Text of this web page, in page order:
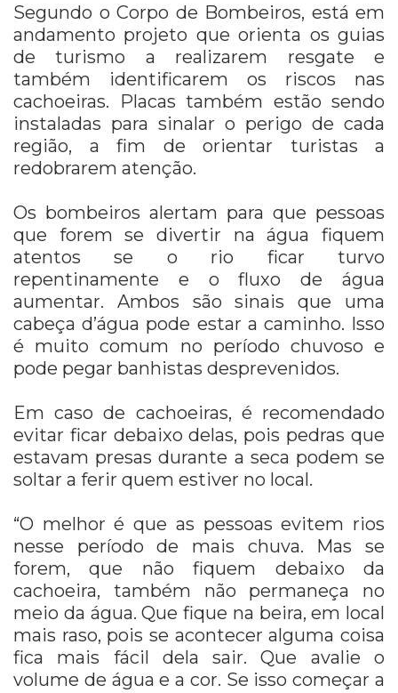
Segundo o Corpo de Bombeiros, está em
andamento projeto que orienta os guias
de turismo a realizarem resgate e
também identificarem os riscos nas
cachoeiras. Placas também estão sendo
instaladas para sinalar o perigo de cada
região, a fim de orientar turistas a
redobrarem atenção.
Os bombeiros alertam para que pessoas
que forem se divertir na água fiquem
atentos se o rio ficar turvo
repentinamente e o fluxo de água
aumentar. Ambos são sinais que uma
cabeça d’água pode estar a caminho. Isso
é muito comum no período chuvoso e
pode pegar banhistas desprevenidos.
Em caso de cachoeiras, é recomendado
evitar ficar debaixo delas, pois pedras que
estavam presas durante a seca podem se
soltar a ferir quem estiver no local.
“O melhor é que as pessoas evitem rios
nesse período de mais chuva. Mas se
forem, que não fiquem debaixo da
cachoeira, também não permaneça no
meio da água. Que fique na beira, em local
mais raso, pois se acontecer alguma coisa
fica mais fácil dela sair. Que avalie o
volume de água e a cor. Se isso começar a